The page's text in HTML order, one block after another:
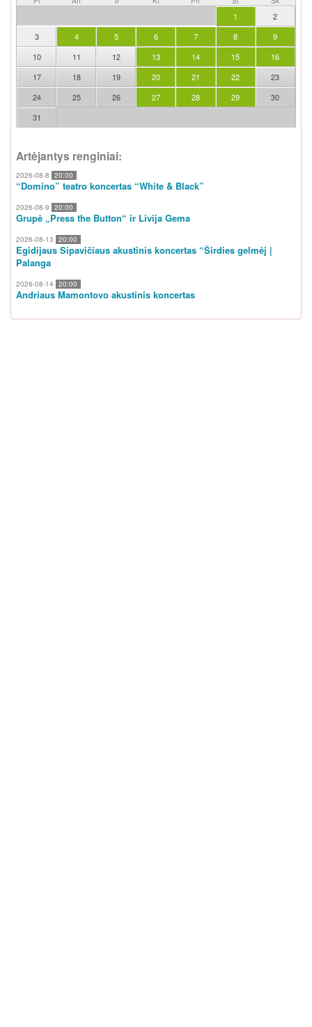
1
2
3
4 5 6 7 8
9
10
11 12 13 14 15
16
17
18 19 20 21 22
23
24
25 26 27 28 29
30
31
Artėjantys renginiai:
2026-08-8 20:00
“Domino” teatro koncertas “White & Black”
2026-08-9 20:00
Grupė „Press the Button“ ir Livija Gema
2026-08-13 20:00
Egidijaus Sipavičiaus akustinis koncertas “Širdies gelmėj |
Palanga
2026-08-14 20:00
Andriaus Mamontovo akustinis koncertas